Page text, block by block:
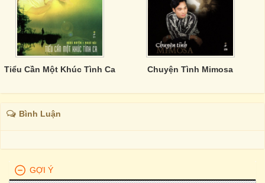
Tiểu Cần Một Khúc Tình Ca Chuyện Tình Mimosa
Bình Luận
GỢI Ý